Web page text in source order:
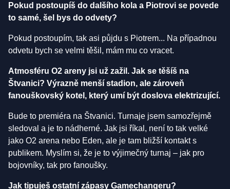
Pokud postoupíš do dalšího kola a Piotrovi se povede
to samé, šel bys do odvety?
Pokud postoupím, tak asi půjdu s Piotrem... Na případnou
odvetu bych se velmi těšil, mám mu co vracet.
Atmosféru O2 areny jsi už zažil. Jak se těšíš na
Štvanici? Výrazně menší stadion, ale zároveň
fanouškovský kotel, který umí být doslova elektrizující.
Bude to premiéra na Štvanici. Turnaje jsem samozřejmě
sledoval a je to nádherné. Jak jsi říkal, není to tak velké
jako O2 arena nebo Eden, ale je tam bližší kontakt s
publikem. Myslím si, že je to výjimečný turnaj – jak pro
bojovníky, tak pro fanoušky.
Jak tipuješ ostatní zápasy Gamechangeru?